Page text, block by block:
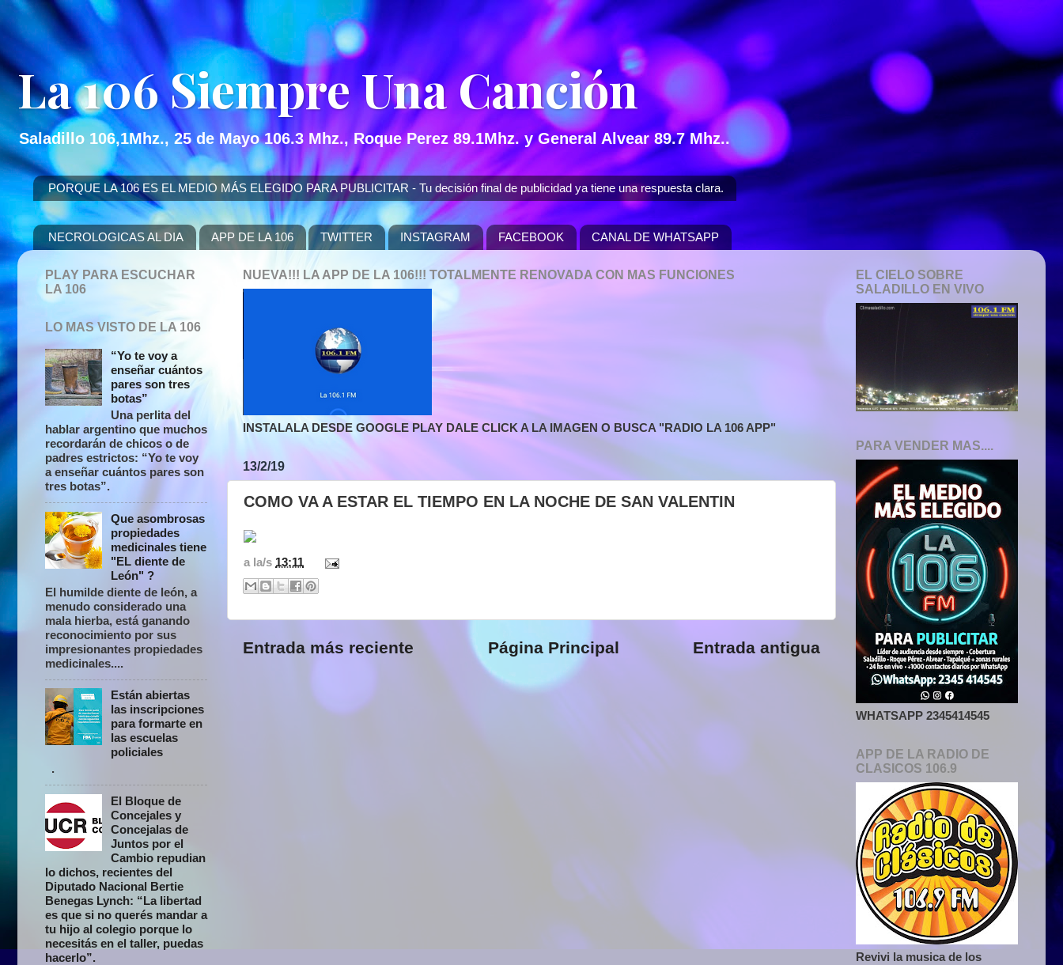
La 106 Siempre Una Canción
Saladillo 106,1Mhz., 25 de Mayo 106.3 Mhz., Roque Perez 89.1Mhz. y General Alvear 89.7 Mhz..
PORQUE LA 106 ES EL MEDIO MÁS ELEGIDO PARA PUBLICITAR - Tu decisión final de publicidad ya tiene una respuesta clara.
NECROLOGICAS AL DIA APP DE LA 106 TWITTER INSTAGRAM FACEBOOK CANAL DE WHATSAPP
NUEVA!!! LA APP DE LA 106!!! TOTALMENTE RENOVADA CON MAS FUNCIONES
INSTALALA DESDE GOOGLE PLAY DALE CLICK A LA IMAGEN O BUSCA "RADIO LA 106 APP"
13/2/19
COMO VA A ESTAR EL TIEMPO EN LA NOCHE DE SAN VALENTIN
a la/s 13:11
Entrada más reciente Entrada antigua
Página Principal
PLAY PARA ESCUCHAR
LA 106
LO MAS VISTO DE LA 106
“Yo te voy a
enseñar cuántos
pares son tres
botas”
Una perlita del
hablar argentino que muchos
recordarán de chicos o de
padres estrictos: “Yo te voy
a enseñar cuántos pares son
tres botas”.
Que asombrosas
propiedades
medicinales tiene
"EL diente de
León" ?
El humilde diente de león, a
menudo considerado una
mala hierba, está ganando
reconocimiento por sus
impresionantes propiedades
medicinales....
Están abiertas
las inscripciones
para formarte en
las escuelas
policiales
.
El Bloque de
Concejales y
Concejalas de
Juntos por el
Cambio repudian
lo dichos, recientes del
Diputado Nacional Bertie
Benegas Lynch: “La libertad
es que si no querés mandar a
tu hijo al colegio porque lo
necesitás en el taller, puedas
hacerlo”.
EL CIELO SOBRE
SALADILLO EN VIVO
PARA VENDER MAS....
WHATSAPP 2345414545
APP DE LA RADIO DE
CLASICOS 106.9
Revivi la musica de los